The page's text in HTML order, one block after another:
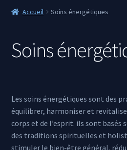
Mon compte
Blog
Propriétés des minéraux
Accueil Soins énergétiques
Soins
Les soins énergétiques sont des
équilibrer, harmoniser et
corps et de l’esprit. ils sont basés
des traditions spirituelles et
stimuler le bien-être général,